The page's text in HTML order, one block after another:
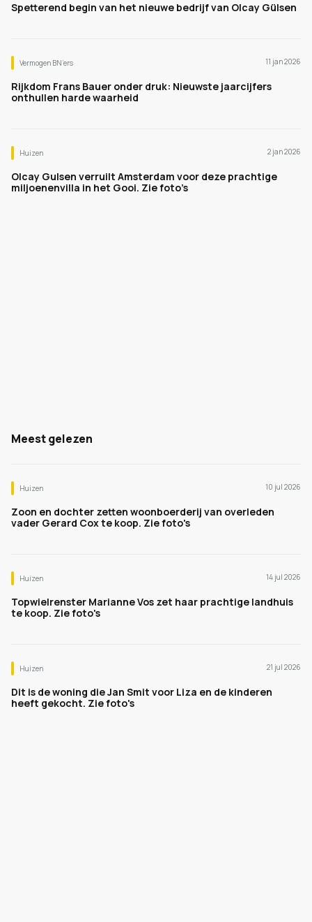
Spetterend begin van het nieuwe bedrijf van Olcay Gülsen
Vermogen BN’ers 11 jan 2026
Rijkdom Frans Bauer onder druk: Nieuwste jaarcijfers
onthullen harde waarheid
Huizen 2 jan 2026
Olcay Gulsen verruilt Amsterdam voor deze prachtige
miljoenenvilla in het Gooi. Zie foto’s
Meest gelezen
Huizen 10 jul 2026
Zoon en dochter zetten woonboerderij van overleden
vader Gerard Cox te koop. Zie foto's
Huizen 14 jul 2026
Topwielrenster Marianne Vos zet haar prachtige landhuis
te koop. Zie foto's
Huizen 21 jul 2026
Dit is de woning die Jan Smit voor Liza en de kinderen
heeft gekocht. Zie foto's